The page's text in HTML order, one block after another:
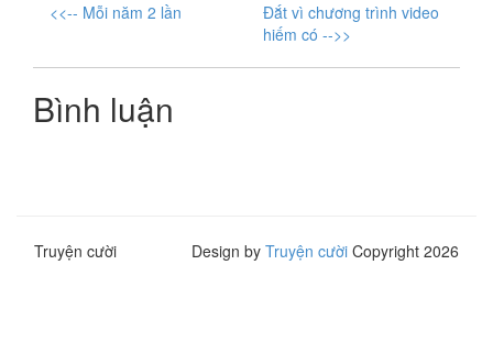
<<-- Mỗi năm 2 lần
Đắt vì chương trình video
hiếm có -->>
Bình luận
Truyện cười Design by Truyện cười Copyright 2026